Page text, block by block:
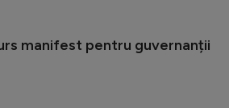
manifest pentru guvernanții